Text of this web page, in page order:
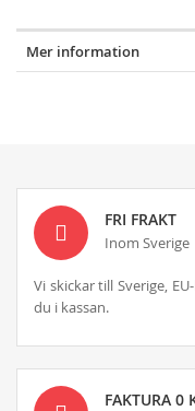
Mer information
FRI FRAKT
Inom Sverige
Vi skickar till Sverige,
du i kassan.
FAKTURA 0